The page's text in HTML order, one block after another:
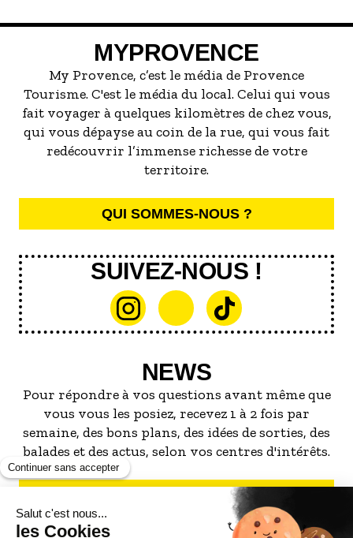
servir la meilleure...
MYPROVENCE
My Provence, c’est le média de Provence
Tourisme. C'est le média du local. Celui qui vous
fait voyager à quelques kilomètres de chez vous,
qui vous dépayse au coin de la rue, qui vous fait
redécouvrir l’immense richesse de votre
territoire.
QUI SOMMES-NOUS ?
SUIVEZ-NOUS !
NEWS
Pour répondre à vos questions avant même que
vous vous les posiez, recevez 1 à 2 fois par
semaine, des bons plans, des idées de sorties, des
balades et des actus, selon vos centres d'intérêts.
S'INSCRIRE À LA NEWSLETTER